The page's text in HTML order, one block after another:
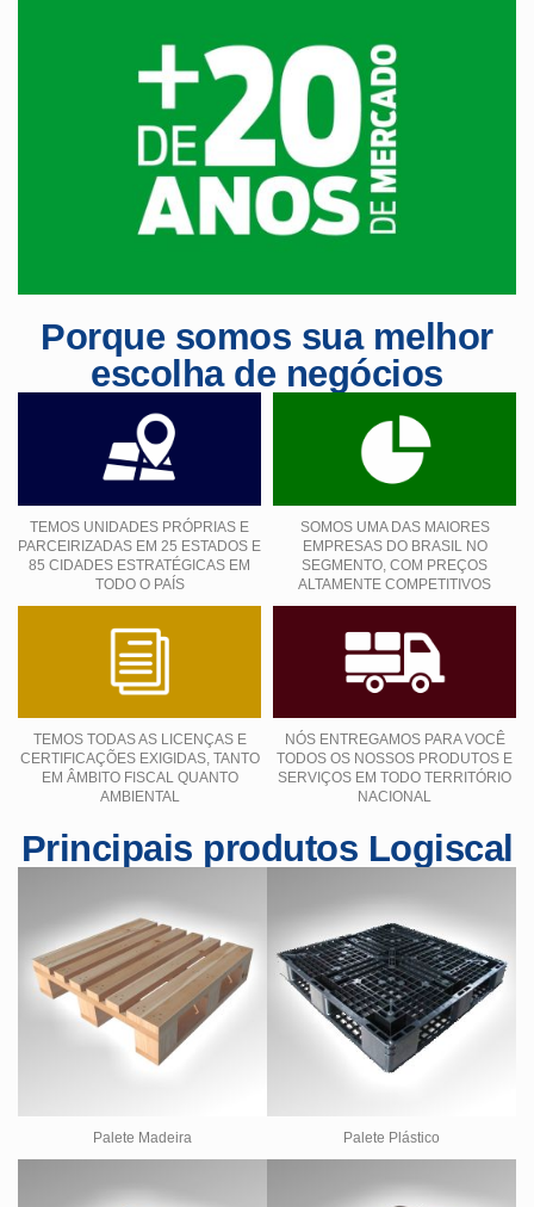
Porque somos sua melhor
escolha de negócios
TEMOS UNIDADES PRÓPRIAS E
PARCEIRIZADAS EM 25 ESTADOS E
85 CIDADES ESTRATÉGICAS EM
TODO O PAÍS
SOMOS UMA DAS MAIORES
EMPRESAS DO BRASIL NO
SEGMENTO, COM PREÇOS
ALTAMENTE COMPETITIVOS
TEMOS TODAS AS LICENÇAS E
CERTIFICAÇÕES EXIGIDAS, TANTO
EM ÂMBITO FISCAL QUANTO
AMBIENTAL
NÓS ENTREGAMOS PARA VOCÊ
TODOS OS NOSSOS PRODUTOS E
SERVIÇOS EM TODO TERRITÓRIO
NACIONAL
Principais produtos Logiscal
Palete Madeira Palete Plástico